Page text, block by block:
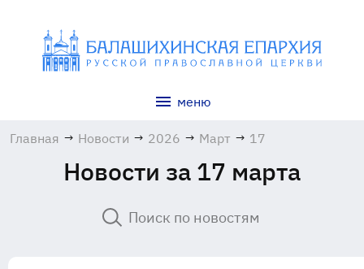
меню
Главная → Новости → 2026 → Март → 17
Новости за 17 марта